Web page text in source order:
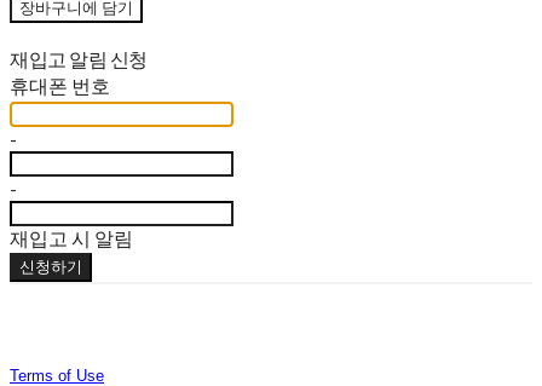
장바구니에 담기
재입고 알림 신청
휴대폰 번호
-
-
재입고 시 알림
신청하기
Terms of Use